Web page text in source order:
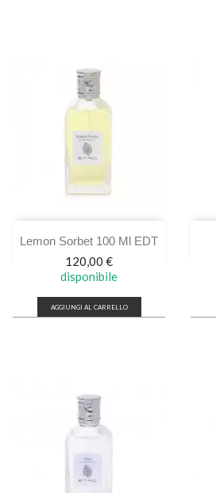
Lemon Sorbet 100 Ml EDT
Prezzo
120,00 €
disponibile
AGGIUNGI AL CARRELLO